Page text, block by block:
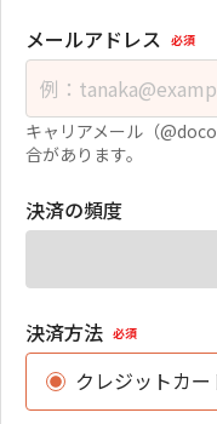
メールアドレス 必須
キャリアメール（
合があります。
決済の頻度
決済方法 必須
クレジットカ